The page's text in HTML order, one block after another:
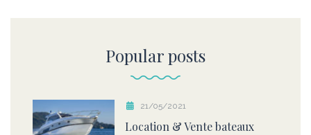
Popular posts
21/05/2021
Location & Vente bateaux